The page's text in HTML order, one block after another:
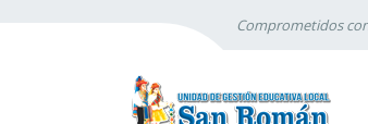
Comprometidos